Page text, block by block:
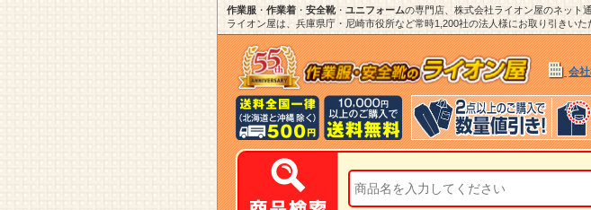
作業服 ・ 作業着 ・ 安全靴・ ユニフォームの専門店、株式会社ライオン屋のネット
ライオン屋は、兵庫県庁・尼崎市役所など常時1,200社の法人様にお取り引きい
会